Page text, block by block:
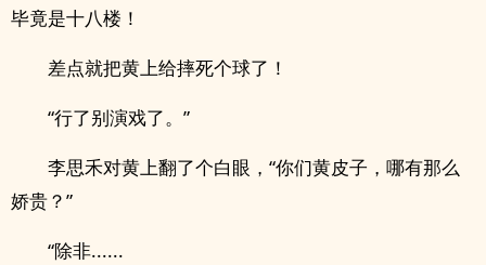
毕竟是十八楼！
差点就把黄上给摔死个球了！
“行了别演戏了。”
李思禾对黄上翻了个白眼，“你们黄皮子，哪有那么
娇贵？”
“除非......